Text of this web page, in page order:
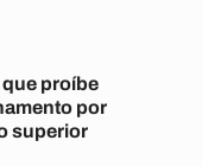
proíbe
por
superior